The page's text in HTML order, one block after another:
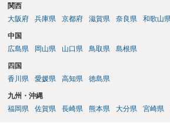
関西
大阪府
兵庫県 京都府 滋賀県 奈良県 和歌山
中国
広島県
岡山県 山口県 鳥取県 島根県
四国
香川県
愛媛県 高知県 徳島県
九州・沖縄
福岡県
佐賀県 長崎県 熊本県 大分県 宮崎県